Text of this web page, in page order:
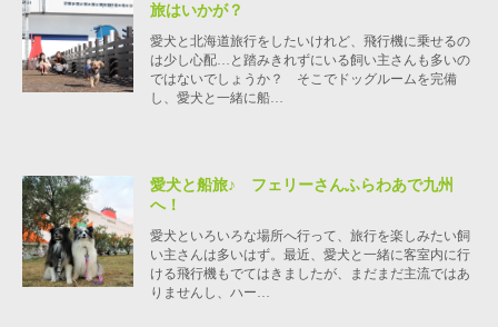
旅はいかが？
愛犬と北海道旅行をしたいけれど、飛行機に乗せるの
は少し心配…と踏みきれずにいる飼い主さんも多いの
ではないでしょうか？ そこでドッグルームを完備
し、愛犬と一緒に船…
愛犬と船旅♪ フェリーさんふらわあで九州
へ！
愛犬といろいろな場所へ行って、旅行を楽しみたい飼
い主さんは多いはず。最近、愛犬と一緒に客室内に行
ける飛行機もでてはきましたが、まだまだ主流ではあ
りませんし、ハー…